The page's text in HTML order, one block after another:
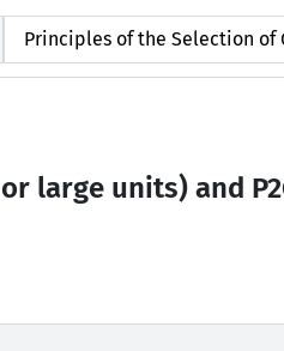
large units) and